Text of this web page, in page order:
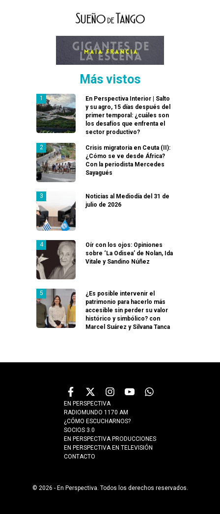
Más vistos
En Perspectiva Interior | Salto
y su agro, 15 días después del
primer temporal: ¿cuáles son
los desafíos que enfrenta el
sector productivo?
Crisis migratoria en Ceuta (II):
¿Cómo se ve desde África?
Con la periodista Mercedes
Sayagués
Noticias al Mediodía del 31 de
julio de 2026
Oír con los ojos: Opiniones
sobre ‘La Odisea’ de Nolan, Ida
Vitale y Sandino Núñez
¿Es posible intervenir el
patrimonio para hacerlo más
accesible sin perder su valor
histórico y simbólico? con
Marcel Suárez y Silvana Tanca
EN PERSPECTIVA
RADIOMUNDO 1170 AM
¿CÓMO ESCUCHARNOS?
SOCIOS 3.0
EN PERSPECTIVA PRODUCCIONES
EN PERSPECTIVA EN TELEVISIÓN
CONTACTO
© 2026 - En Perspectiva. Todos los derechos reservados.